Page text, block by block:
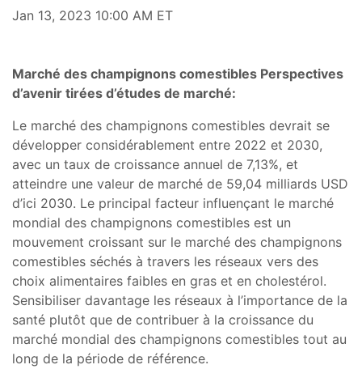
Jan 13, 2023 10:00 AM ET
Marché des champignons comestibles Perspectives
d’avenir tirées d’études de marché:
Le marché des champignons comestibles devrait se
développer considérablement entre 2022 et 2030,
avec un taux de croissance annuel de 7,13%, et
atteindre une valeur de marché de 59,04 milliards USD
d’ici 2030. Le principal facteur influençant le marché
mondial des champignons comestibles est un
mouvement croissant sur le marché des champignons
comestibles séchés à travers les réseaux vers des
choix alimentaires faibles en gras et en cholestérol.
Sensibiliser davantage les réseaux à l’importance de la
santé plutôt que de contribuer à la croissance du
marché mondial des champignons comestibles tout au
long de la période de référence.